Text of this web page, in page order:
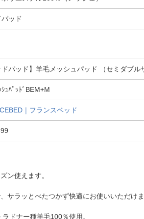
ッド
ドパッド】羊毛メッシュパッド （セミダブ
ｼｭﾊﾟｯﾄﾞBEM+M
｜フランスベッド
ン使えます。
サラッとべたつかず快適にお使いいただけ
ドナー種羊毛100％使用。